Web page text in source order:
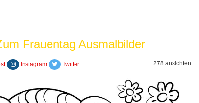
Frauentag Ausmalbilder
Instagram Twitter 278 ansichten